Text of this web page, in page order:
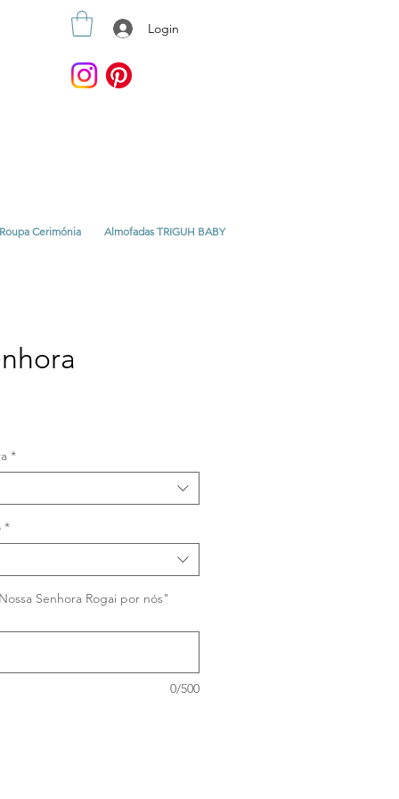
Login
Roupa Cerimónia Almofadas TRIGUH BABY
*
*
Senhora Rogai por nós"
0/500